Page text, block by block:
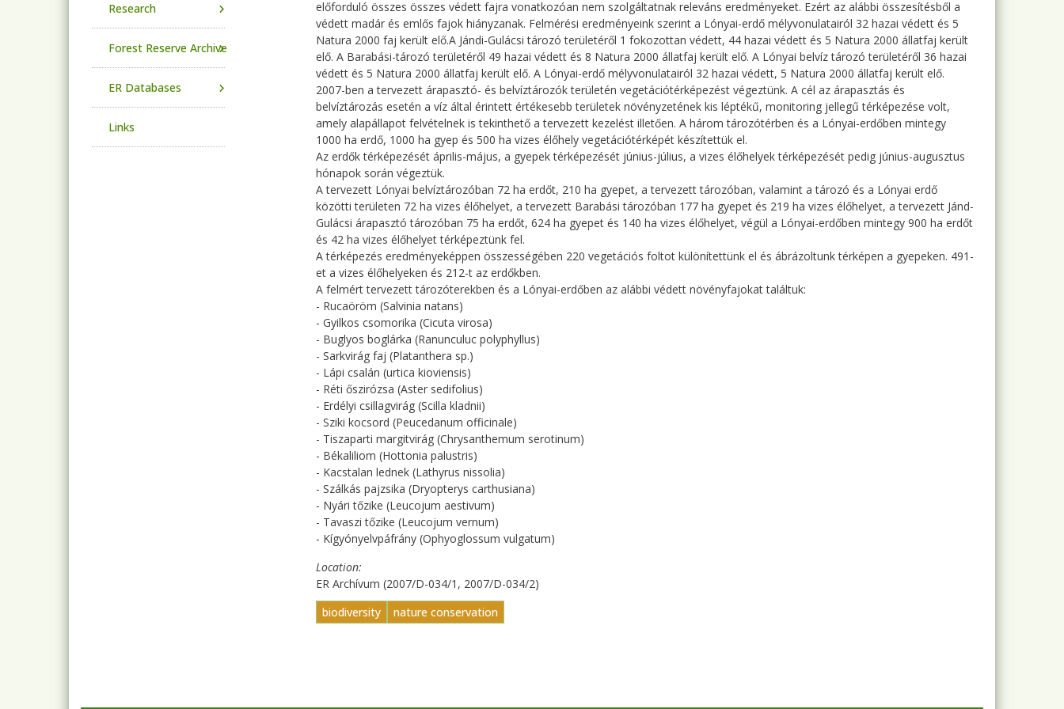
előforduló összes összes védett fajra vonatkozóan nem szolgáltatnak releváns eredményeket. Ezért az alábbi összesítésből a
védett madár és emlős fajok hiányzanak. Felmérési eredményeink szerint a Lónyai-erdő mélyvonulatairól 32 hazai védett és 5
Natura 2000 faj került elő.A Jándi-Gulácsi tározó területéről 1 fokozottan védett, 44 hazai védett és 5 Natura 2000 állatfaj került
elő. A Barabási-tározó területéről 49 hazai védett és 8 Natura 2000 állatfaj került elő. A Lónyai belvíz tározó területéről 36 hazai
védett és 5 Natura 2000 állatfaj került elő. A Lónyai-erdő mélyvonulatairól 32 hazai védett, 5 Natura 2000 állatfaj került elő.
2007-ben a tervezett árapasztó- és belvíztározók területén vegetációtérképezést végeztünk. A cél az árapasztás és
belvíztározás esetén a víz által érintett értékesebb területek növényzetének kis léptékű, monitoring jellegű térképezése volt,
amely alapállapot felvételnek is tekinthető a tervezett kezelést illetően. A három tározótérben és a Lónyai-erdőben mintegy
1000 ha erdő, 1000 ha gyep és 500 ha vizes élőhely vegetációtérképét készítettük el.
Az erdők térképezését április-május, a gyepek térképezését június-július, a vizes élőhelyek térképezését pedig június-augusztus
hónapok során végeztük.
A tervezett Lónyai belvíztározóban 72 ha erdőt, 210 ha gyepet, a tervezett tározóban, valamint a tározó és a Lónyai erdő
közötti területen 72 ha vizes élőhelyet, a tervezett Barabási tározóban 177 ha gyepet és 219 ha vizes élőhelyet, a tervezett Jánd-
Gulácsi árapasztó tározóban 75 ha erdőt, 624 ha gyepet és 140 ha vizes élőhelyet, végül a Lónyai-erdőben mintegy 900 ha erdőt
és 42 ha vizes élőhelyet térképeztünk fel.
A térképezés eredményeképpen összességében 220 vegetációs foltot különítettünk el és ábrázoltunk térképen a gyepeken. 491-
et a vizes élőhelyeken és 212-t az erdőkben.
A felmért tervezett tározóterekben és a Lónyai-erdőben az alábbi védett növényfajokat találtuk:
- Rucaöröm (Salvinia natans)
- Gyilkos csomorika (Cicuta virosa)
- Buglyos boglárka (Ranunculuc polyphyllus)
- Sarkvirág faj (Platanthera sp.)
- Lápi csalán (urtica kioviensis)
- Réti őszirózsa (Aster sedifolius)
- Erdélyi csillagvirág (Scilla kladnii)
- Sziki kocsord (Peucedanum officinale)
- Tiszaparti margitvirág (Chrysanthemum serotinum)
- Békaliliom (Hottonia palustris)
- Kacstalan lednek (Lathyrus nissolia)
- Szálkás pajzsika (Dryopterys carthusiana)
- Nyári tőzike (Leucojum aestivum)
- Tavaszi tőzike (Leucojum vernum)
- Kígyónyelvpáfrány (Ophyoglossum vulgatum)
Location
ER Archívum (2007/D-034/1, 2007/D-034/2)
biodiversity
nature conservation
Research
Forest Reserve Archive
ER Databases
Links